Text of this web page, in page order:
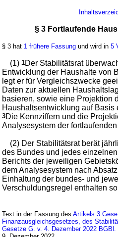
§ 3 Fortlaufende
§ 3 hat 1 frühere Fassung und wird in5
(1)1Der Stabilitätsrat
Entwicklung der Haushalte von
legt er für Vergleichszwecke
Daten zur aktuellen
basieren, sowie eine Projektion
Haushaltsentwicklung auf Basis
3Die Kennziffern und die
Analysesystem der
(2) Der Stabilitätsrat berät
des Bundes und jedes
Berichts der jeweiligen
dem Analysesystem nach
Einhaltung der bundes- und
Verschuldungsregel enthalten
Text in der Fassung desArtikels 3
Finanzausgleichsgesetzes, des
Gesetze G. v. 4. Dezember 2022